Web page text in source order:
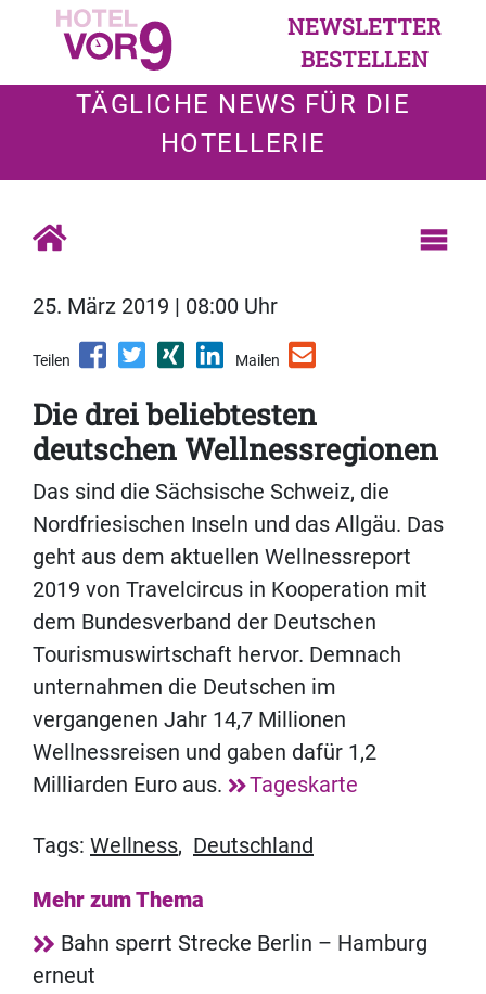
NEWSLETTER
BESTELLEN
TÄGLICHE NEWS FÜR DIE
HOTELLERIE
25. März 2019 | 08:00 Uhr
Teilen Mailen
Die drei beliebtesten
deutschen Wellnessregionen
Das sind die Sächsische Schweiz, die
Nordfriesischen Inseln und das Allgäu. Das
geht aus dem aktuellen Wellnessreport
2019 von Travelcircus in Kooperation mit
dem Bundesverband der Deutschen
Tourismuswirtschaft hervor. Demnach
unternahmen die Deutschen im
vergangenen Jahr 14,7 Millionen
Wellnessreisen und gaben dafür 1,2
Milliarden Euro aus.
Tageskarte
Tags: Wellness, Deutschland
Mehr zum Thema
Bahn sperrt Strecke Berlin – Hamburg
erneut